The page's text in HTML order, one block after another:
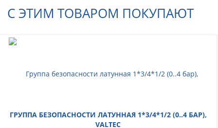
С ЭТИМ ТОВАРОМ ПОКУПАЮТ
ГРУППА БЕЗОПАСНОСТИ ЛАТУННАЯ 1*3/4*1/2 (0..4 БАР),
VALTEC